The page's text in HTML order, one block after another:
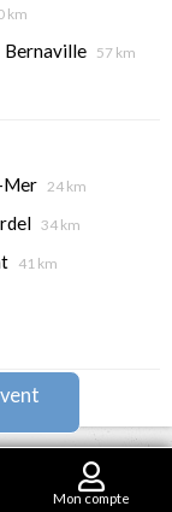
km
Bernaville 57 km
Mer 24 km
34 km
41 km
Mon compte